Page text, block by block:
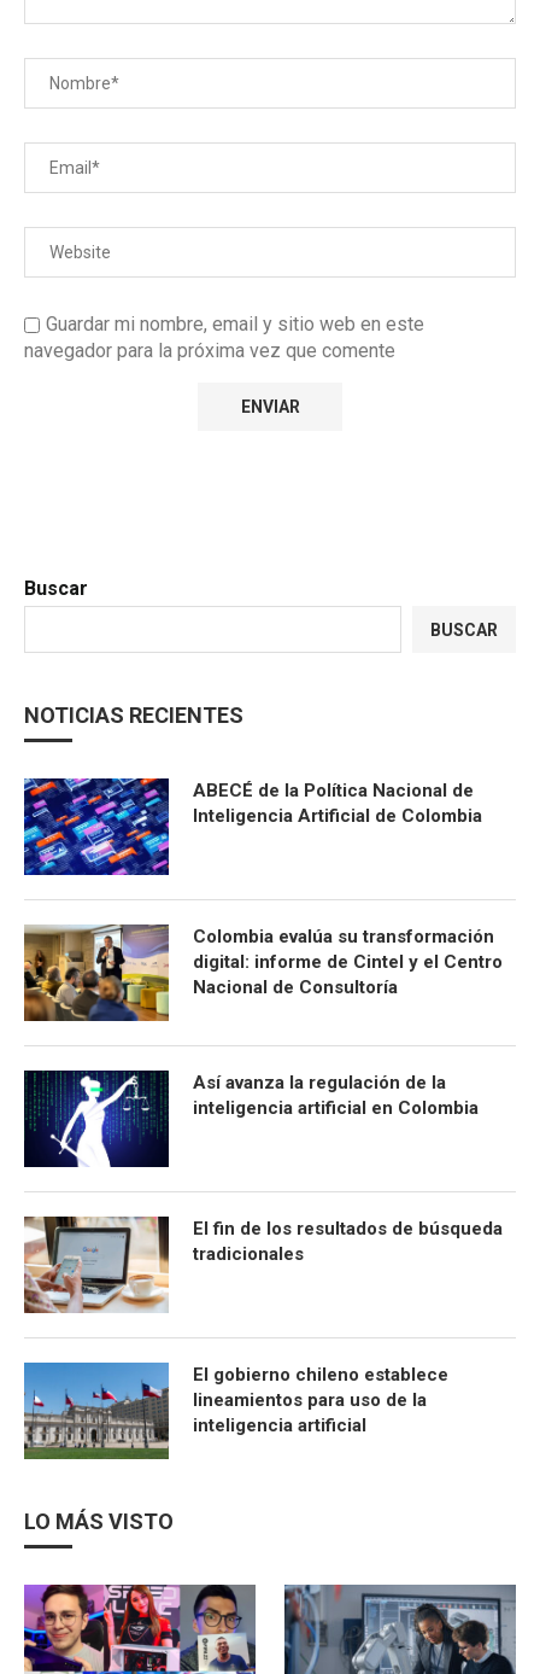
Guardar mi nombre, email y sitio web en este
navegador para la próxima vez que comente
Buscar
BUSCAR
NOTICIAS RECIENTES
ABECÉ de la Política Nacional de
Inteligencia Artificial de Colombia
Colombia evalúa su transformación
digital: informe de Cintel y el Centro
Nacional de Consultoría
Así avanza la regulación de la
inteligencia artificial en Colombia
El fin de los resultados de búsqueda
tradicionales
El gobierno chileno establece
lineamientos para uso de la
inteligencia artificial
LO MÁS VISTO